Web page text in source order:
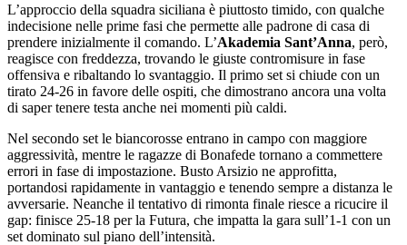
L’approccio della squadra siciliana è piuttosto timido, con qualche
indecisione nelle prime fasi che permette alle padrone di casa di
prendere inizialmente il comando. L’Akademia Sant’Anna, però,
reagisce con freddezza, trovando le giuste contromisure in fase
offensiva e ribaltando lo svantaggio. Il primo set si chiude con un
tirato 24-26 in favore delle ospiti, che dimostrano ancora una volta
di saper tenere testa anche nei momenti più caldi.
Nel secondo set le biancorosse entrano in campo con maggiore
aggressività, mentre le ragazze di Bonafede tornano a commettere
errori in fase di impostazione. Busto Arsizio ne approfitta,
portandosi rapidamente in vantaggio e tenendo sempre a distanza le
avversarie. Neanche il tentativo di rimonta finale riesce a ricucire il
gap: finisce 25-18 per la Futura, che impatta la gara sull’1-1 con un
set dominato sul piano dell’intensità.